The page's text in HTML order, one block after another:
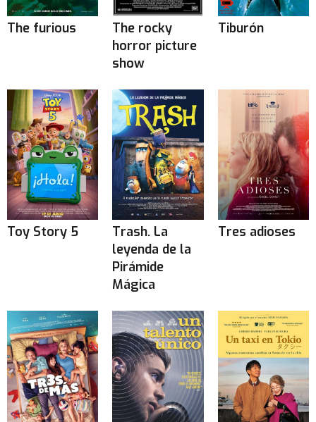
The furious
The rocky
horror picture
show
Tiburón
Toy Story 5
Trash. La
leyenda de la
Pirámide
Mágica
Tres adioses